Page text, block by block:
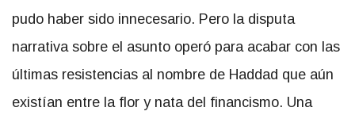
pudo haber sido innecesario. Pero la disputa
narrativa sobre el asunto operó para acabar con las
últimas resistencias al nombre de Haddad que aún
existían entre la flor y nata del financismo. Una